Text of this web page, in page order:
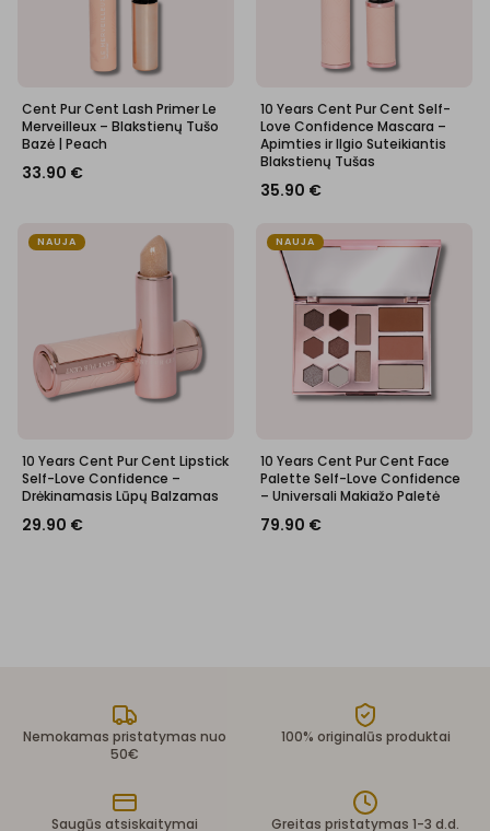
Cent Pur Cent Lash Primer Le
Merveilleux – Blakstienų Tušo
Bazė | Peach
33.90 €
10 Years Cent Pur Cent Self-
Love Confidence Mascara –
Apimties ir Ilgio Suteikiantis
Blakstienų Tušas
35.90 €
NAUJA
10 Years Cent Pur Cent Lipstick
Self-Love Confidence –
Drėkinamasis Lūpų Balzamas
29.90 €
NAUJA
10 Years Cent Pur Cent Face
Palette Self-Love Confidence
– Universali Makiažo Paletė
79.90 €
Nemokamas pristatymas nuo
50€
100% originalūs produktai
Saugūs atsiskaitymai Greitas pristatymas 1-3 d.d.